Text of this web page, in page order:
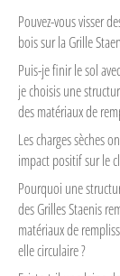
Pouvez-vous visser
bois sur la Grille
Puis-je finir le sol
je choisis une
des matériaux de
Les charges sèches
impact positif sur le
Pourquoi une
des Grilles Staenis
matériaux de
elle circulaire ?